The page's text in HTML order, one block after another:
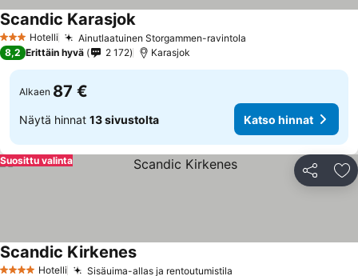
3 Tähtiluokitus
Hotelli Ainutlaatuinen Storgammen-ravintola
Scandic KarasjokKatso hinnat
8,2 Erittäin hyvä 2 172 Karasjok
Alkaen 87 €
Näytä hinnat 13 sivustolta Katso hinnat
Jaa
Suosittu valinta
Hotelli Sisäuima-allas ja rentoutumistila
Scandic KirkenesKatso hinnat